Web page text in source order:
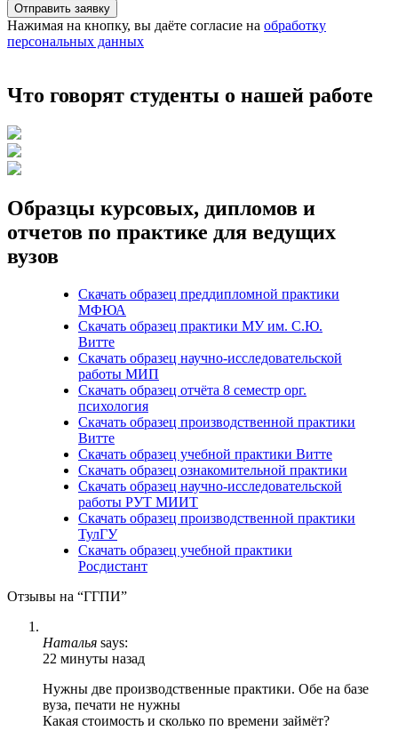
Отправить заявку
Нажимая на кнопку, вы даёте согласие на обработку
персональных данных
Что говорят студенты о нашей работе
Образцы курсовых, дипломов и
отчетов по практике для ведущих
вузов
Скачать образец преддипломной практики
МФЮА
Скачать образец практики МУ им. С.Ю.
Витте
Скачать образец научно-исследовательской
работы МИП
Скачать образец отчёта 8 семестр орг.
психология
Скачать образец производственной практики
Витте
Скачать образец учебной практики Витте
Скачать образец ознакомительной практики
Скачать образец научно-исследовательской
работы РУТ МИИТ
Скачать образец производственной практики
ТулГУ
Скачать образец учебной практики
Росдистант
Отзывы на “ГГПИ”
Наталья says:
22 минуты назад
Нужны две производственные практики. Обе на базе
вуза, печати не нужны
Какая стоимость и сколько по времени займёт?